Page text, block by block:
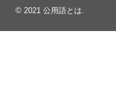
© 2021 公用語とは.